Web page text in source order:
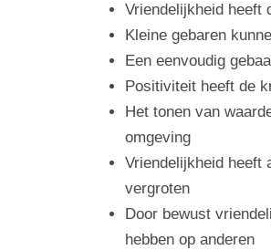
Vriendelijkheid heeft
Kleine gebaren
Een eenvoudig
Positiviteit heeft de
Het tonen van
omgeving
Vriendelijkheid heeft
vergroten
Door bewust
hebben op anderen